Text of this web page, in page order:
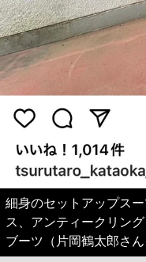
細身のセットアップス
ス、アンティークリン
ブーツ（片岡鶴太郎さ